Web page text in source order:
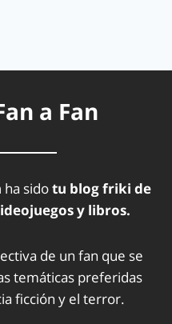
a Fan
ha sidotu blog friki de
y libros.
de un fan que se
temáticas preferidas
ficción y el terror.